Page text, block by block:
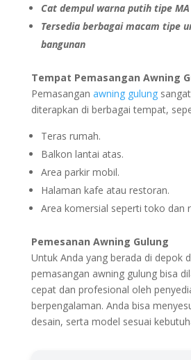
Cat dempul warna putih tipe
Tersedia berbagai macam tipe
bangunan
Tempat Pemasangan Awning
Pemasangan awning gulungsangat
diterapkan di berbagai tempat,
Teras rumah.
Balkon lantai atas.
Area parkir mobil.
Halaman kafe atau restoran.
Area komersial seperti toko dan
Pemesanan Awning Gulung
Untuk Anda yang berada di depok
pemasangan awning gulung bisa
cepat dan profesional oleh
berpengalaman. Anda bisa
desain, serta model sesuai